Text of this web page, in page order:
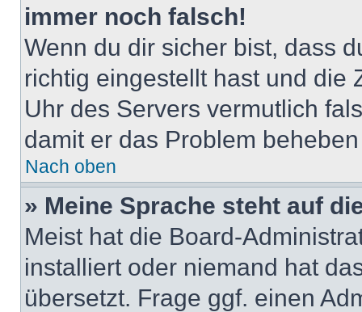
immer noch falsch!
Wenn du dir sicher bist, dass
richtig eingestellt hast und die
Uhr des Servers vermutlich
damit er das Problem
Nach oben
» Meine Sprache steht auf
Meist hat die Board-
installiert oder niemand hat
übersetzt. Frage ggf. einen